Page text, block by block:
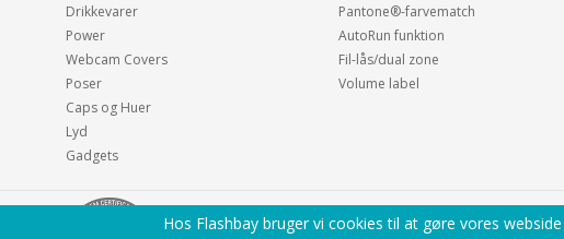
Drikkevarer
Power
Webcam Covers
Poser
Caps og Huer
Lyd
Gadgets
Pantone®-farvematch
AutoRun funktion
Fil-lås/dual zone
Volume label
Hos Flashbay bruger vi cookies til at gøre vores